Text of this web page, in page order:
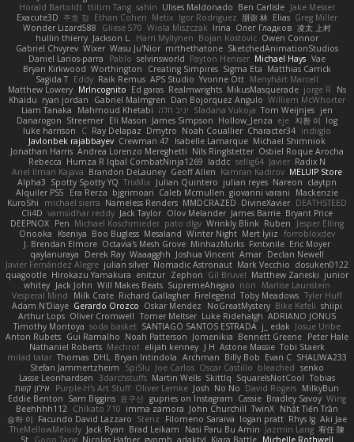
Horald Bartoldt ttitim Tang sahin Ulises Maldonado Ben Carlisle Jake Messer
Exacute3D 주호 정 Ethan Cohen Metix Igor Rodriguez 朋弥 林 Elias Greg Miller
Wonder Lizard588
Gliese 570 Wiola Miszczak Irina Олег Гладков 凌太 上村
hullin thierry Jackson L. Harri Myllynen Bojan Kostovic Owen Connor
Gabriel Chvyrev Wixer Wasu Ju'Nior mrthethatone SketchedAnimationStudios
Daniel Larios-parra
Pablo selvinsworld Payton Heniser Michael Hays Vae
Bryan Kirkwood Worthington Creating Simpires Sigma Eta Matthias Carrick
Sagida T Eddy Raik Remus APS Studio Yvonne Ott Menyhárt Marcell
Matthew Lowery MrIncognito Ed garas Realmwrights MikusMasquerade jorge R
Ns
Khaidu ryan jordan Gabriel Malmgren Dan Bojorquez Angulo Williem McWhorter
Liam Tanaka
Mahmoud Khetabi יניב חלה Sladana Vukoja Tom Weijnjes jen
Danarogon Streemer Eli Mason James Simpson Hollow_Jenza eje 지환 이 log
luke harrison
C Ray Delapaz Dmytro Noah Couallier Character34 indiiglo
Javlonbek rajabbayev Crewman 47 Isabelle Lamarque Michael Shimniok
Jonathan Harris Andrea Lorenzo Mereghetti Nils Ringlstetter Osbiel Roque Arocha
Rebecca Humza R Iqbal CombatNinja1269 laddc sellig64 Javier Radix N
Ariel Ilmari Kajava Brandon DeLauney Geoff Allen Kamran Kadirov MELUIP Store
Alpha3 Spotty Spotty YQ TrixMix Julian Quintero julian reyes Nareon claytpn
Alquiler PS5
Era Rerza bjgrimoari Caleb Mcmullen giovanni varani
Mackenzie
KuroShi
michael sierra Nameless Renders MMDCRAZED DivineXavier DEATHSTEED
Cli4D vamsidhar reddy Jack Taylor Olov Melander James Barrie Bryant Price
DEEPNOX Pen Michael Koschmieder pato dlgv Wrinkly Blink Ruben
Jesper Elling
Onooka
Kseniya Boo Bugless Mesaland Winter Night Mert İyiiz forrobloxdev
J. Brendan Elmore Octavia's Mesh Grove MinhazMurks Fxntxnile Eric Moyer
qaylanuraya
Derek Ray Waaagghh Joshua Vincent Amar Declan Newell
Javier Fernández Alegre julian silver Nomadic Astronaut Mark Vecchio dosuken0122
quagootle Hirokazu Yamakura enitzur Zephon Gil Bruvel Matthew Zaneski junior
whitey Jack John Will Makes Beats SupremeAhegao nori
Marlise Launstein
Vesperal Mind
Milk Crate Richard Gallagher Firelegend Toby Meadows Tyler Huff
Adam N'Diaye Gerardo Orozco Oskar Mendez NoGreatMystery Bike Kefeli shiipi
Arthur Lops Oliver Cromwell Tomer Meltser Luke Ridehalgh ADRIANO JONUS
Timothy Montoya soda basket SANTIAGO SANTOS ESTRADA j_ edak Josue Uribe
Anton Rubets Gui Ramalho Noah Patterson Jomenikia Bennett Greene Peter Hale
Nathaniel Roberts Mechrot elijah kenney J H Astone Massie Tobi Staerk
milad tatar Thomas DHL Bryan Intindola Archman Billy Bob Evan C SHALIWA233
Stefan Jammertzheim
SpiSlu Joe Carlos Oscar Castillo bleached senko
Lasse Leonhardsen 3darchstuffs Martin Wells Skittlq SquareIsNotCool Tobias
אילון קשת
Purple-H's Art Stuff Oliver Lemke Josh No No David Rogers MilkyBun
Eddie Benton Sam Biggins 윤구선 gupries on Instagram Cassie Bradley Savoy Wing
Beehhhh112 Chikato 710 imma zamora John Churchill TwinX Nhật Tiến Trần
승하 이 Facundo David Lazzaro Stenz Filomeno Saraiva logan pratt Rhys lg Aki Jae
TheMellowMelody Jack Ryan Brad Leikam Nasi Paru Bu Amin Jazmin Lang 宥任 陳